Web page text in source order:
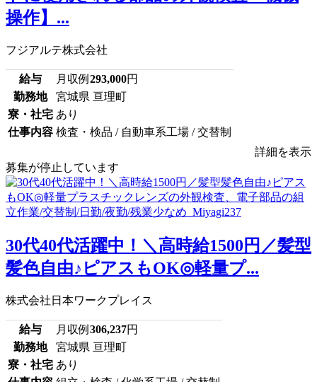
操作】...
フジアルテ株式会社
給与 月収例 293,000円
勤務地
宮城県 亘理町
寮・社宅 あり
仕事内容 検査・検品 / 自動車系工場 / 交替制
詳細を表示
募集が停止しています
30代40代活躍中！＼高時給1500円／髪型
髪色自由♪ピアスもOK◎軽量プ...
株式会社日本ワークプレイス
給与 月収例 306,237円
勤務地
宮城県 亘理町
寮・社宅 あり